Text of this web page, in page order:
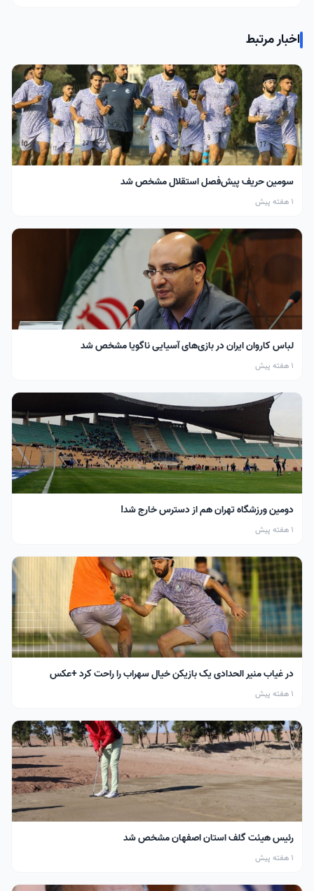
اخبار مرتبط
سومین حریف پیش‌فصل استقلال مشخص شد
1 هفته پیش
لباس کاروان ایران در بازی‌های آسیایی ناگویا مشخص شد
1 هفته پیش
دومین ورزشگاه تهران هم از دسترس خارج شد!
1 هفته پیش
در غیاب منیر الحدادی یک بازیکن خیال سهراب را راحت کرد +عکس
1 هفته پیش
رئیس هیئت گلف استان اصفهان مشخص شد
1 هفته پیش